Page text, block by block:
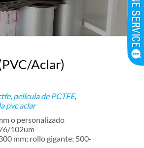
Aclar)
, película de PCTFE,
pvc aclar
o personalizado
102um
mm; rollo gigante: 500-